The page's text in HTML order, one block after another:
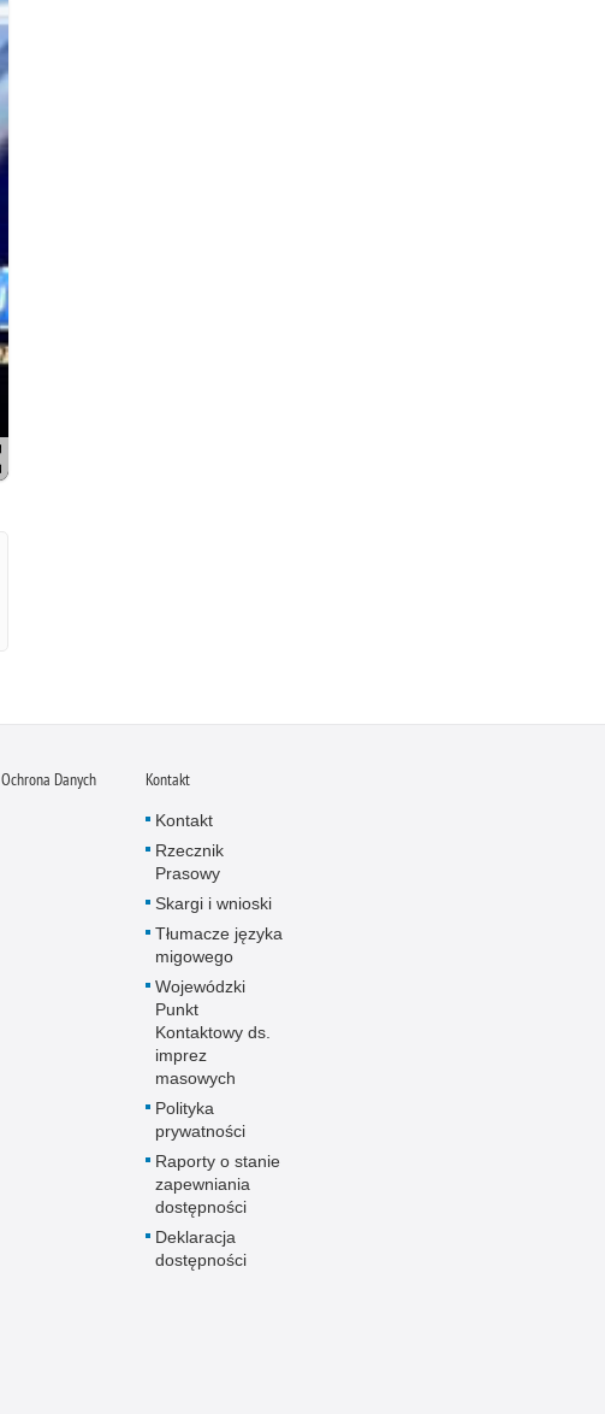
Ochrona Danych Kontakt
Kontakt
Rzecznik
Prasowy
Skargi i wnioski
Tłumacze języka
migowego
Wojewódzki
Punkt
Kontaktowy ds.
imprez
masowych
Polityka
prywatności
Raporty o stanie
zapewniania
dostępności
Deklaracja
dostępności